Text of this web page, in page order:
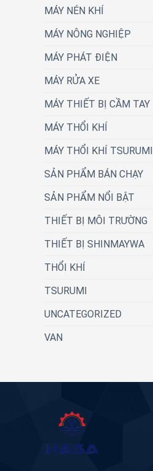
MÁY NÉN KHÍ
MÁY NÔNG NGHIỆP
MÁY PHÁT ĐIỆN
MÁY RỬA XE
MÁY THIẾT BỊ CẦM TAY
MÁY THỔI KHÍ
MÁY THỔI KHÍ TSURUMI
SẢN PHẨM BÁN CHẠY
SẢN PHẨM NỔI BẬT
THIẾT BỊ MÔI TRƯỜNG
THIẾT BỊ SHINMAYWA
THỔI KHÍ
TSURUMI
UNCATEGORIZED
VAN